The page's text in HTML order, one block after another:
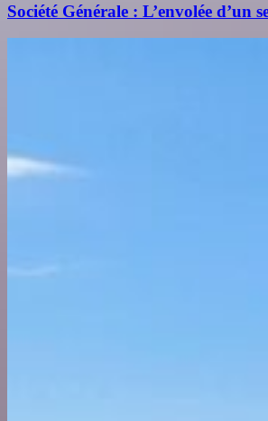
Société Générale : L’envolée d’un